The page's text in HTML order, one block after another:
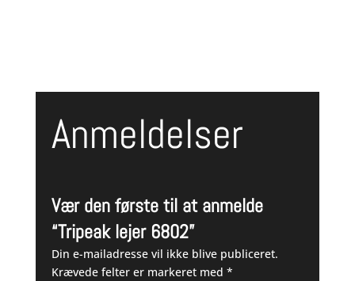
Anmeldelser
Vær den første til at anmelde
“Tripeak lejer 6802”
Din e-mailadresse vil ikke blive publiceret.
Krævede felter er markeret med *